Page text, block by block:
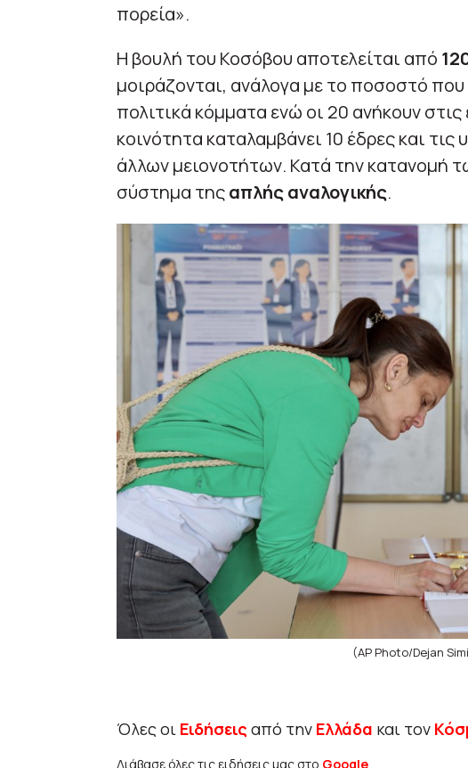
πορεία».
Η βουλή του Κοσόβου αποτελείται από
μοιράζονται, ανάλογα με το ποσοστό που
πολιτικά κόμματα ενώ οι 20 ανήκουν
κοινότητα καταλαμβάνει 10 έδρες και
άλλων μειονοτήτων. Κατά την κατανομή
σύστημα τηςαπλής αναλογικής.
(AP Photo/Dejan
Όλες οι Ειδήσεις από την Ελλάδα και τον
Διάβασε όλες τις ειδήσεις μας στο Google